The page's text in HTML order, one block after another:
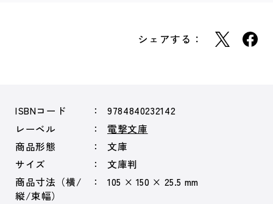
シェアする：
ISBNコード
9784840232142
レーベル
電撃文庫
商品形態
文庫
サイズ
文庫判
商品寸法（横/
縦/束幅）
105 × 150 × 25.5 mm